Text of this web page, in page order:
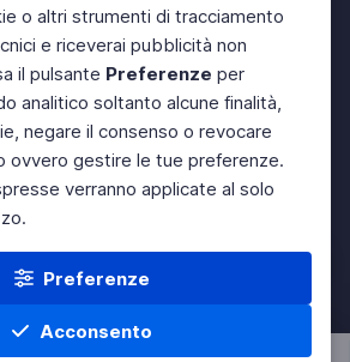
o altri strumenti di tracciamento
e riceverai pubblicità non
il pulsante Preferenze per
analitico soltanto alcune finalità,
negare il consenso o revocare
ovvero gestire le tue preferenze.
verranno applicate al solo
Preferenze
Acconsento